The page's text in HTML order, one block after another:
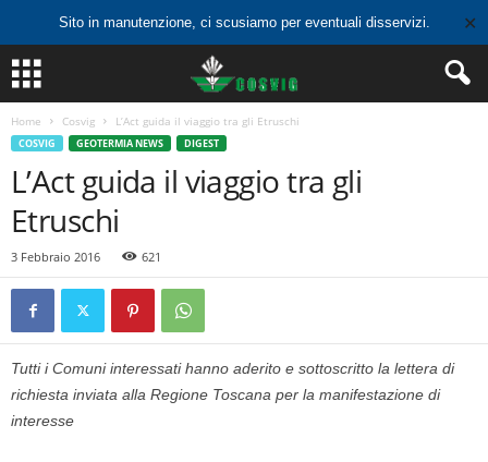
Sito in manutenzione, ci scusiamo per eventuali disservizi. ✕
Home Cosvig L’Act guida il viaggio tra gli Etruschi
COSVIG GEOTERMIA NEWS DIGEST
L’Act guida il viaggio tra gli
Etruschi
3 Febbraio 2016 621
Tutti i Comuni interessati hanno aderito e sottoscritto la lettera di
richiesta inviata alla Regione Toscana per la manifestazione di
interesse